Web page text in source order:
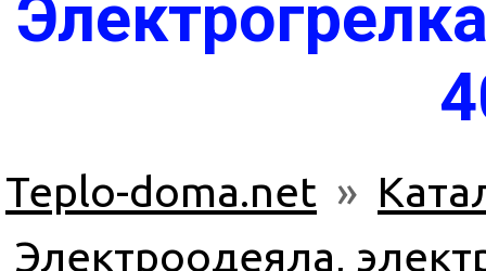
Teplo-doma.net »
Электроодеяла,